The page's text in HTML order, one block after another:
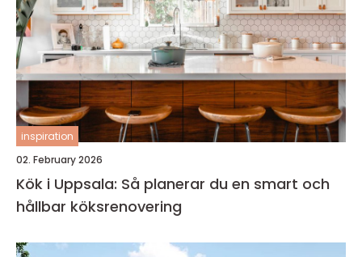
inspiration
02. February 2026
Kök i Uppsala: Så planerar du en smart och
hållbar köksrenovering